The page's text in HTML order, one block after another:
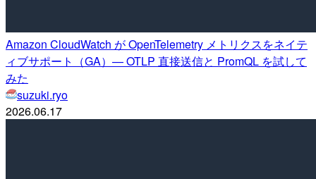
Amazon CloudWatch が OpenTelemetry メトリクスをネイテ
ィブサポート（GA）— OTLP 直接送信と PromQL を試して
みた
suzuki.ryo
2026.06.17